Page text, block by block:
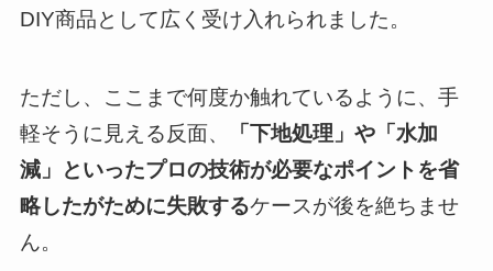
DIY商品として広く受け入れられました。
ただし、ここまで何度か触れているように、手
軽そうに見える反面、
「下地処理」や「水加
減」といったプロの技術が必要なポイントを省
略したがために失敗するケースが後を絶ちませ
ん。